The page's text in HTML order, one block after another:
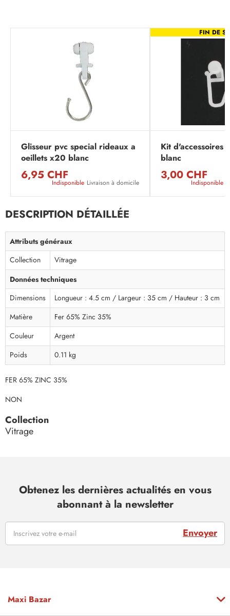
Glisseur pvc special rideaux a
oeillets x20 blanc
6,95 CHF
Indisponible Livraison à domicile
FIN DE
Kit d'accessoires
blanc
3,00 CHF
Indisponible
DESCRIPTION DÉTAILLÉE
Attributs généraux
Collection Vitrage
Données techniques
Dimensions
Longueur : 4.5 cm / Largeur : 35 cm / Hauteur : 3 cm
Matière
Fer 65% Zinc 35%
Couleur
Argent
Poids
0.11 kg
FER 65% ZINC 35%
NON
Collection
Vitrage
Obtenez les dernières actualités en vous
abonnant à la newsletter
Envoyer
Maxi Bazar